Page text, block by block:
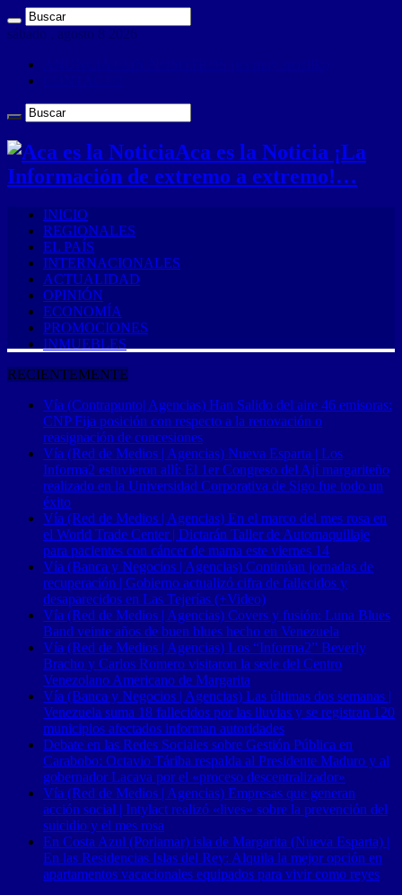
sábado , agosto 8 2026
Aca es la Noticia ¡La
Información de extremo a extremo!…
INICIO
REGIONALES
EL PAÍS
INTERNACIONALES
ACTUALIDAD
OPINIÓN
ECONOMÍA
PROMOCIONES
INMUEBLES
RECIENTEMENTE
Vía (Contrapunto| Agencias) Han Salido del aire 46 emisoras:
CNP Fija posición con respecto a la renovación o
reasignación de concesiones
Vía (Red de Medios | Agencias) Nueva Esparta | Los
Informa2 estuvieron allí: El 1er Congreso del Ají margariteño
realizado en la Universidad Corporativa de Sigo fue todo un
éxito
Vía (Red de Medios | Agencias) En el marco del mes rosa en
el World Trade Center | Dictarán Taller de Automaquillaje
para pacientes con cáncer de mama este viernes 14
Vía (Banca y Negocios | Agencias) Continúan jornadas de
recuperación | Gobierno actualizó cifra de fallecidos y
desaparecidos en Las Tejerías (+Video)
Vía (Red de Medios | Agencias) Covers y fusión: Luna Blues
Band veinte años de buen blues hecho en Venezuela
Vía (Red de Medios | Agencias) Los “Informa2” Beverly
Bracho y Carlos Romero visitaron la sede del Centro
Venezolano Americano de Margarita
Vía (Banca y Negocios | Agencias) Las últimas dos semanas |
Venezuela suma 18 fallecidos por las lluvias y se registran 120
municipios afectados informan autoridades
Debate en las Redes Sociales sobre Gestión Pública en
Carabobo: Octavio Táriba respalda al Presidente Maduro y al
gobernador Lacava por el «proceso descentralizador»
Vía (Red de Medios | Agencias) Empresas que generan
acción social | Intylact realizó «lives» sobre la prevención del
suicidio y el mes rosa
En Costa Azul (Porlamar) isla de Margarita (Nueva Esparta) |
En las Residencias Islas del Rey: Alquila la mejor opción en
apartamentos vacacionales equipados para vivir como reyes